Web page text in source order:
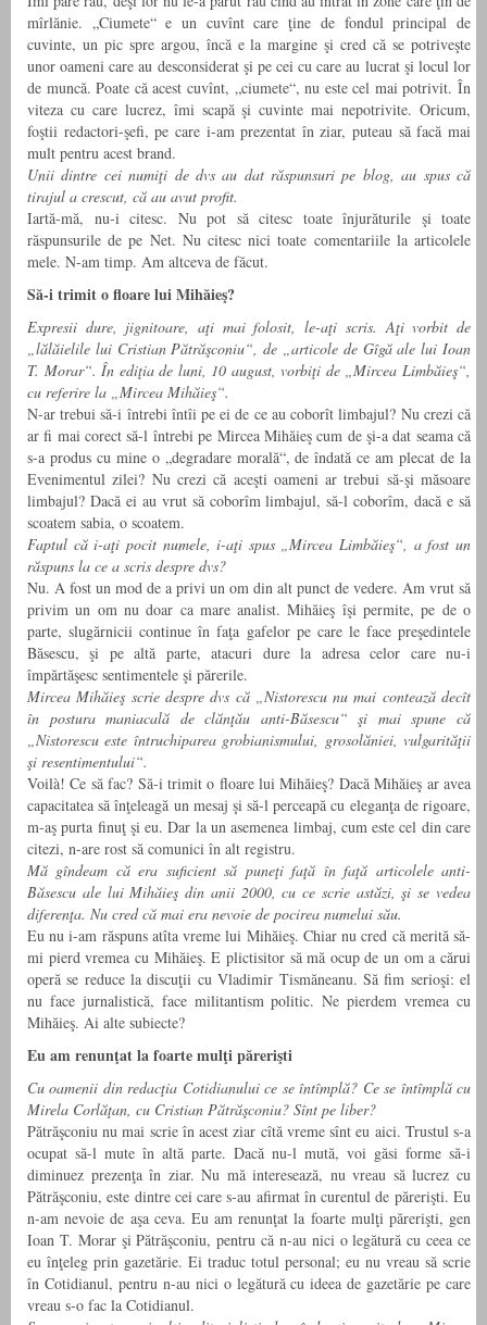
mîrlănie. „Ciumete“ e un cuvînt care ţine de fondul principal de
cuvinte, un pic spre argou, încă e la margine şi cred că se potriveşte
unor oameni care au desconsiderat şi pe cei cu care au lucrat şi locul lor
de muncă. Poate că acest cuvînt, „ciumete“, nu este cel mai potrivit. În
viteza cu care lucrez, îmi scapă şi cuvinte mai nepotrivite. Oricum,
foştii redactori-şefi, pe care i-am prezentat în ziar, puteau să facă mai
mult pentru acest brand.
Unii dintre cei numiţi de dvs au dat răspunsuri pe blog, au spus că
tirajul a crescut, că au avut profit.
Iartă-mă, nu-i citesc. Nu pot să citesc toate înjurăturile şi toate
răspunsurile de pe Net. Nu citesc nici toate comentariile la articolele
mele. N-am timp. Am altceva de făcut.
Să-i trimit o floare lui Mihăieş?
Expresii dure, jignitoare, aţi mai folosit, le-aţi scris. Aţi vorbit de
„lălăielile lui Cristian Pătrăşconiu“, de „articole de Gîgă ale lui Ioan
T. Morar“. În ediţia de luni, 10 august, vorbiţi de „Mircea Limbăieş“,
cu referire la „Mircea Mihăieş“.
N-ar trebui să-i întrebi întîi pe ei de ce au coborît limbajul? Nu crezi că
ar fi mai corect să-l întrebi pe Mircea Mihăieş cum de şi-a dat seama că
s-a produs cu mine o „degradare morală“, de îndată ce am plecat de la
Evenimentul zilei? Nu crezi că aceşti oameni ar trebui să-şi măsoare
limbajul? Dacă ei au vrut să coborîm limbajul, să-l coborîm, dacă e să
scoatem sabia, o scoatem.
Faptul că i-aţi pocit numele, i-aţi spus „Mircea Limbăieş“, a fost un
răspuns la ce a scris despre dvs?
Nu. A fost un mod de a privi un om din alt punct de vedere. Am vrut să
privim un om nu doar ca mare analist. Mihăieş îşi permite, pe de o
parte, slugărnicii continue în faţa gafelor pe care le face preşedintele
Băsescu, şi pe altă parte, atacuri dure la adresa celor care nu-i
împărtăşesc sentimentele şi părerile.
Mircea Mihăieş scrie despre dvs că „Nistorescu nu mai contează decît
în postura maniacală de clănţău anti-Băsescu“ şi mai spune că
„Nistorescu este întruchiparea grobianismului, grosolăniei, vulgarităţii
şi resentimentului“.
Voilà! Ce să fac? Să-i trimit o floare lui Mihăieş? Dacă Mihăieş ar avea
capacitatea să înţeleagă un mesaj şi să-l perceapă cu eleganţa de rigoare,
m-aş purta finuţ şi eu. Dar la un asemenea limbaj, cum este cel din care
citezi, n-are rost să comunici în alt registru.
Mă gîndeam că era suficient să puneţi faţă în faţă articolele anti-
Băsescu ale lui Mihăieş din anii 2000, cu ce scrie astăzi, şi se vedea
diferenţa. Nu cred că mai era nevoie de pocirea numelui său.
Eu nu i-am răspuns atîta vreme lui Mihăieş. Chiar nu cred că merită să-
mi pierd vremea cu Mihăieş. E plictisitor să mă ocup de un om a cărui
operă se reduce la discuţii cu Vladimir Tismăneanu. Să fim serioşi: el
nu face jurnalistică, face militantism politic. Ne pierdem vremea cu
Mihăieş. Ai alte subiecte?
Eu am renunţat la foarte mulţi părerişti
Cu oamenii din redacţia Cotidianului ce se întîmplă? Ce se întîmplă cu
Mirela Corlăţan, cu Cristian Pătrăşconiu? Sînt pe liber?
Pătrăşconiu nu mai scrie în acest ziar cîtă vreme sînt eu aici. Trustul s-a
ocupat să-l mute în altă parte. Dacă nu-l mută, voi găsi forme să-i
diminuez prezenţa în ziar. Nu mă interesează, nu vreau să lucrez cu
Pătrăşconiu, este dintre cei care s-au afirmat în curentul de părerişti. Eu
n-am nevoie de aşa ceva. Eu am renunţat la foarte mulţi părerişti, gen
Ioan T. Morar şi Pătrăşconiu, pentru că n-au nici o legătură cu ceea ce
eu înţeleg prin gazetărie. Ei traduc totul personal; eu nu vreau să scrie
în Cotidianul, pentru n-au nici o legătură cu ideea de gazetărie pe care
vreau s-o fac la Cotidianul.